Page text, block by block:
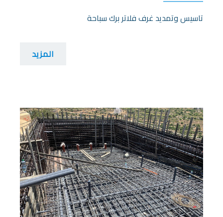
تاسيس وتمديد غرف فلاتر برك سباحة
المزيد